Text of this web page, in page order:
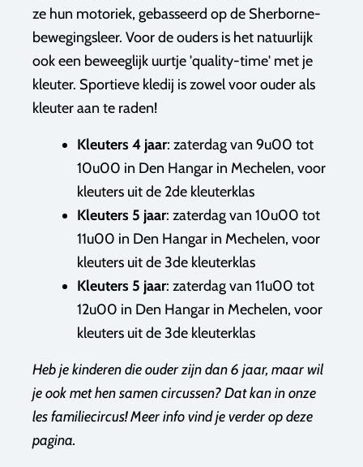
ze hun motoriek, gebasseerd op de Sherborne-
bewegingsleer. Voor de ouders is het natuurlijk
ook een beweeglijk uurtje 'quality-time' met je
kleuter. Sportieve kledij is zowel voor ouder als
kleuter aan te raden!
Kleuters 4 jaar: zaterdag van 9u00 tot
10u00 in Den Hangar in Mechelen, voor
kleuters uit de 2de kleuterklas
Kleuters 5 jaar: zaterdag van 10u00 tot
11u00 in Den Hangar in Mechelen, voor
kleuters uit de 3de kleuterklas
Kleuters 5 jaar: zaterdag van 11u00 tot
12u00 in Den Hangar in Mechelen, voor
kleuters uit de 3de kleuterklas
Heb je kinderen die ouder zijn dan 6 jaar, maar wil
je ook met hen samen circussen? Dat kan in onze
les familiecircus! Meer info vind je verder op deze
pagina.